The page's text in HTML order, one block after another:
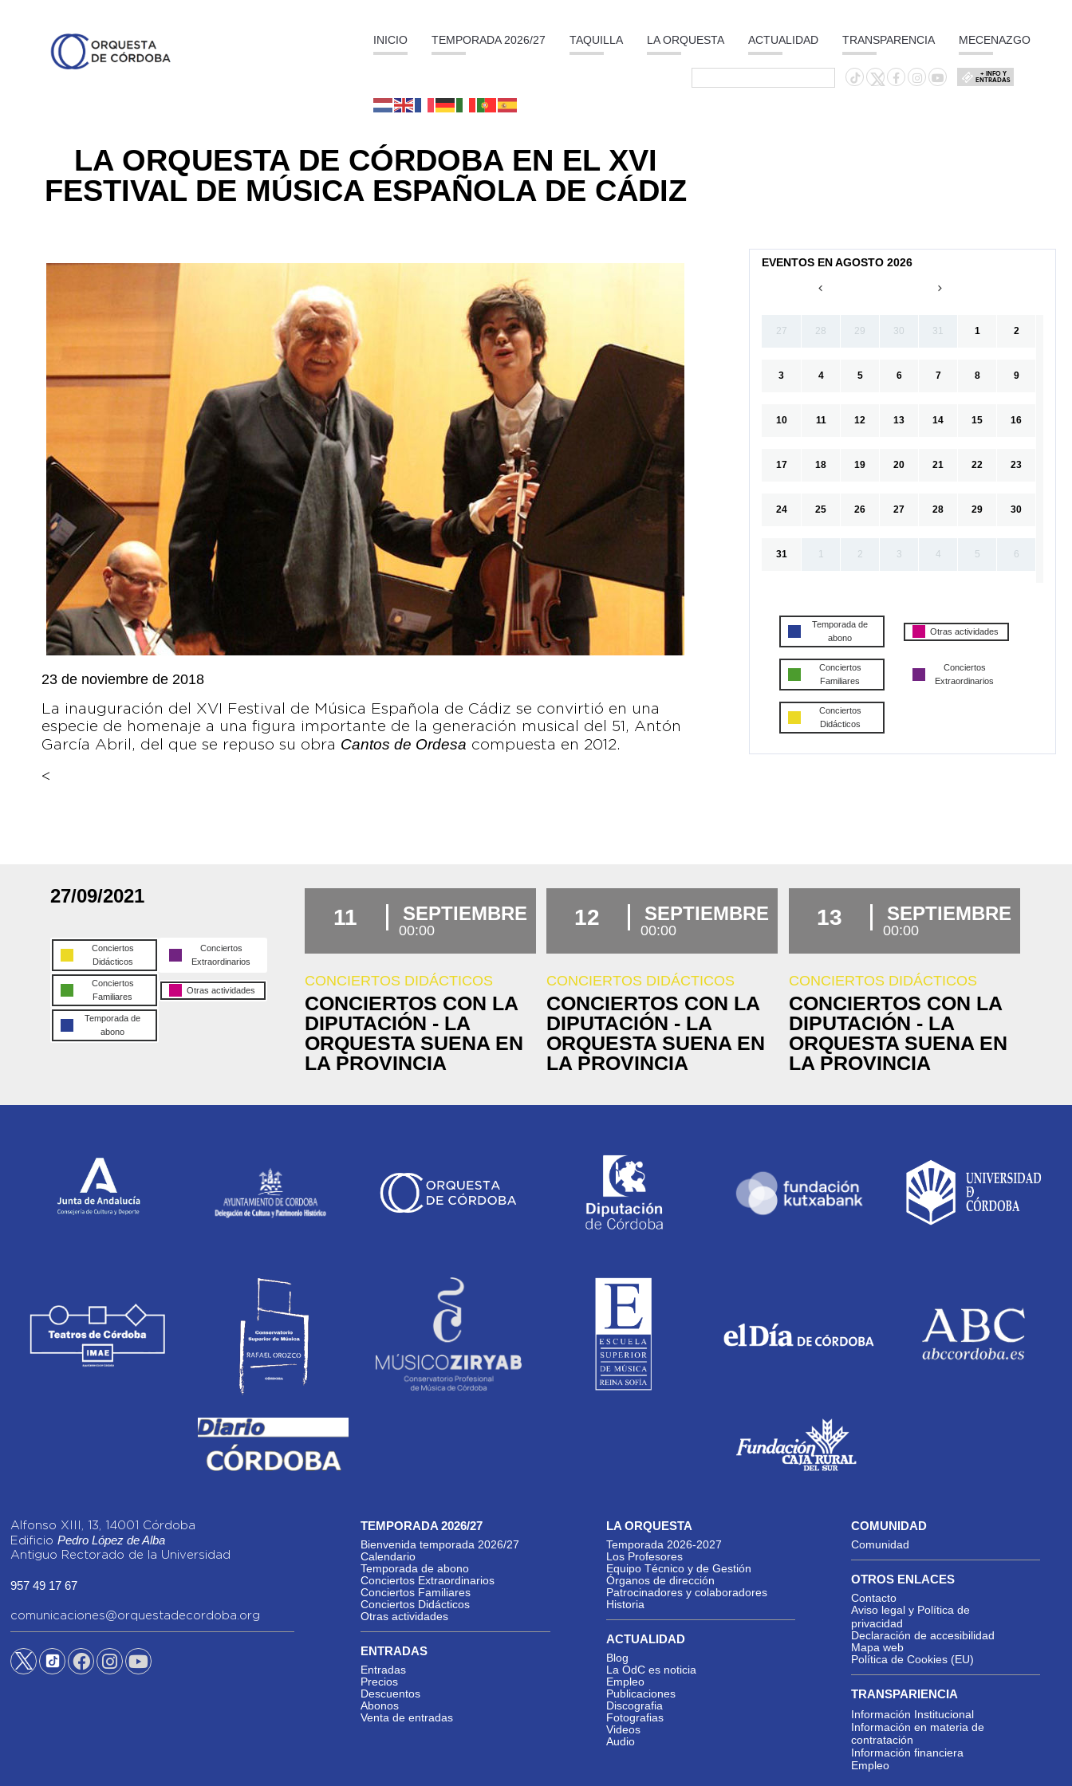
INICIO TEMPORADA 2026/27 TAQUILLA LA ORQUESTA ACTUALIDAD TRANSPARENCIA MECENAZGO
+ INFO Y
ENTRADAS
LA ORQUESTA DE CÓRDOBA EN EL XVI
FESTIVAL DE MÚSICA ESPAÑOLA DE CÁDIZ
23 de noviembre de 2018
La inauguración del XVI Festival de Música Española de Cádiz se convirtió en una
especie de homenaje a una figura importante de la generación musical del 51, Antón
García Abril, del que se repuso su obra Cantos de Ordesa compuesta en 2012.
<
EVENTOS EN AGOSTO 2026
27 28 29 30 31 1 2
3 4 5 6 7 8 9
10 11 12 13 14 15 16
17 18 19 20 21 22 23
24 25 26 27 28 29 30
31 1 2 3 4 5 6
Temporada de
abono
Otras actividades
Conciertos
Familiares
Conciertos
Extraordinarios
Conciertos
Didácticos
27/09/2021
Conciertos
Didácticos
Conciertos
Extraordinarios
Conciertos
Familiares
Otras actividades
Temporada de
abono
11 SEPTIEMBRE
00:00
CONCIERTOS DIDÁCTICOS
CONCIERTOS CON LA
DIPUTACIÓN - LA
ORQUESTA SUENA EN
LA PROVINCIA
12 SEPTIEMBRE
00:00
CONCIERTOS DIDÁCTICOS
CONCIERTOS CON LA
DIPUTACIÓN - LA
ORQUESTA SUENA EN
LA PROVINCIA
13 SEPTIEMBRE
00:00
CONCIERTOS DIDÁCTICOS
CONCIERTOS CON LA
DIPUTACIÓN - LA
ORQUESTA SUENA EN
LA PROVINCIA
Alfonso XIII, 13, 14001 Córdoba
Edificio Pedro López de Alba
Antiguo Rectorado de la Universidad
957 49 17 67
comunicaciones@orquestadecordoba.org
TEMPORADA 2026/27
Bienvenida temporada 2026/27
Calendario
Temporada de abono
Conciertos Extraordinarios
Conciertos Familiares
Conciertos Didácticos
Otras actividades
ENTRADAS
Entradas
Precios
Descuentos
Abonos
Venta de entradas
LA ORQUESTA
Temporada 2026-2027
Los Profesores
Equipo Técnico y de Gestión
Órganos de dirección
Patrocinadores y colaboradores
Historia
ACTUALIDAD
Blog
La OdC es noticia
Empleo
Publicaciones
Discografia
Fotografias
Videos
Audio
COMUNIDAD
Comunidad
OTROS ENLACES
Contacto
Aviso legal y Política de
privacidad
Declaración de accesibilidad
Mapa web
Política de Cookies (EU)
TRANSPARIENCIA
Información Institucional
Información en materia de
contratación
Información financiera
Empleo